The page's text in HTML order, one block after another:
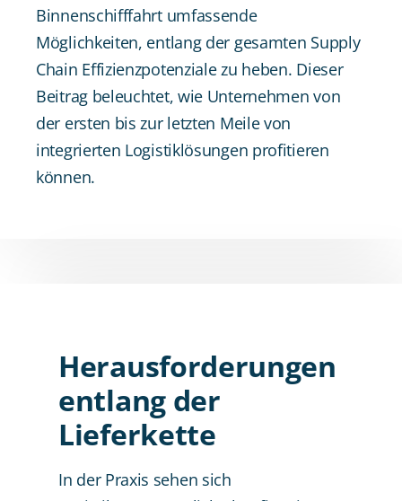
Binnenschifffahrt umfassende
Möglichkeiten, entlang der gesamten Supply
Chain Effizienzpotenziale zu heben. Dieser
Beitrag beleuchtet, wie Unternehmen von
der ersten bis zur letzten Meile von
integrierten Logistiklösungen profitieren
können.
Herausforderungen
entlang der
Lieferkette
In der Praxis sehen sich